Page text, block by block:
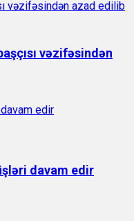
vəzifəsindən
davam edir